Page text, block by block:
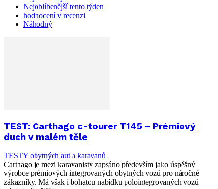
Nejoblíbenější tento týden
hodnocení v recenzi
Náhodný
TEST: Carthago c-tourer T145 – Prémiový
duch v malém těle
TESTY obytných aut a karavanů
Carthago je mezi karavanisty zapsáno především jako úspěšný
výrobce prémiových integrovaných obytných vozů pro náročné
zákazníky. Má však i bohatou nabídku polointegrovaných vozů